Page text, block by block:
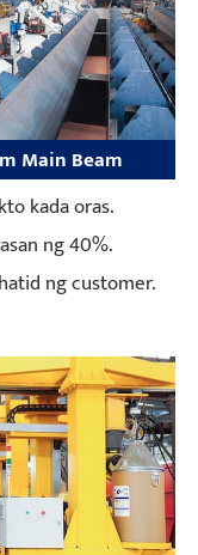
Main Beam
kada oras.
ng 40%.
ng customer.